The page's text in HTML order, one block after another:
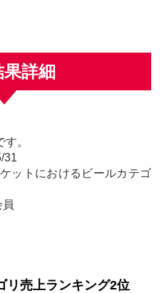
詳細
。
31
ットにおけるビールカテゴ
リ売上ランキング2位